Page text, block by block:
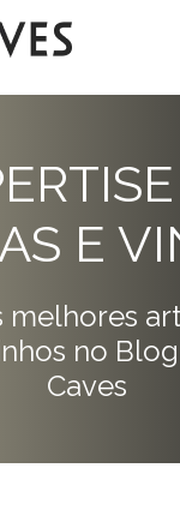
E
melhores
no
Caves